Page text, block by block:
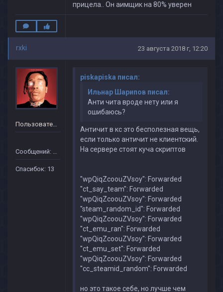
прицела.. Он аимщик на 80% уверен
rxki 23 августа 2018 г, 12:20
Пользователь
Сообщений: 19
Спасибок: 13
piskapiska писал:
Ильнар Шарипов писал:
Анти чита вроде нету или я
ошибаюсь?
Античит в кс это бесполезная вещь,
если только античит не клиентский.
На сервере стоят куча скриптов
"wpQiqZcoouZVsoy": Forwarded
"ct_say_team": Forwarded
"wpQiqZcoouZVsoy": Forwarded
"steam_random_id": Forwarded
"wpQiqZcoouZVsoy": Forwarded
"ct_emu_ran": Forwarded
"wpQiqZcoouZVsoy": Forwarded
"ct_emu_set": Forwarded
"wpQiqZcoouZVsoy": Forwarded
"cc_steamid_random": Forwarded
но это такое себе, но лучше чем